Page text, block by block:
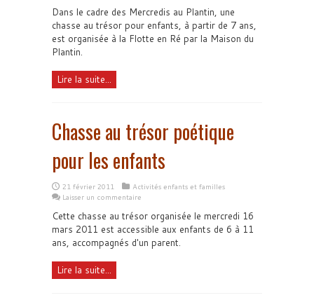
Dans le cadre des Mercredis au Plantin, une
chasse au trésor pour enfants, à partir de 7 ans,
est organisée à la Flotte en Ré par la Maison du
Plantin.
Lire la suite...
Chasse au trésor poétique
pour les enfants
21 février 2011
Activités enfants et familles
Laisser un commentaire
Cette chasse au trésor organisée le mercredi 16
mars 2011 est accessible aux enfants de 6 à 11
ans, accompagnés d'un parent.
Lire la suite...